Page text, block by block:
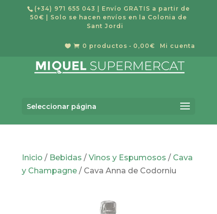
(+34) 971 655 043
| Envío GRATIS a partir de
50€ | Solo se hacen envíos en la Colonia de
Sant Jordi
Mi cuenta
  0 productos 0,00€
Seleccionar página
Inicio / Bebidas / Vinos y Espumosos / Cava
y Champagne/ Cava Anna de Codorniu